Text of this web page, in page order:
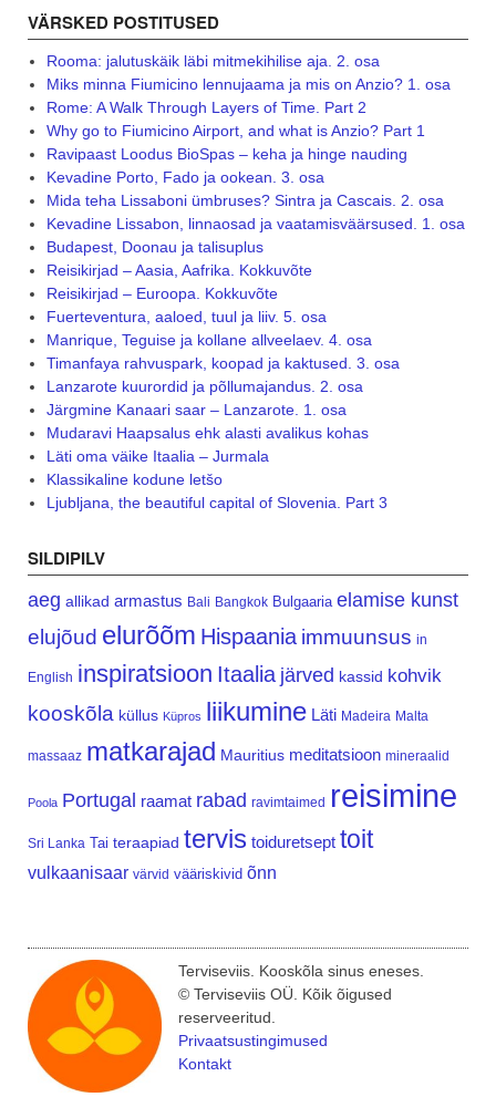
VÄRSKED POSTITUSED
Rooma: jalutuskäik läbi mitmekihilise aja. 2. osa
Miks minna Fiumicino lennujaama ja mis on Anzio? 1. osa
Rome: A Walk Through Layers of Time. Part 2
Why go to Fiumicino Airport, and what is Anzio? Part 1
Ravipaast Loodus BioSpas – keha ja hinge nauding
Kevadine Porto, Fado ja ookean. 3. osa
Mida teha Lissaboni ümbruses? Sintra ja Cascais. 2. osa
Kevadine Lissabon, linnaosad ja vaatamisväärsused. 1. osa
Budapest, Doonau ja talisuplus
Reisikirjad – Aasia, Aafrika. Kokkuvõte
Reisikirjad – Euroopa. Kokkuvõte
Fuerteventura, aaloed, tuul ja liiv. 5. osa
Manrique, Teguise ja kollane allveelaev. 4. osa
Timanfaya rahvuspark, koopad ja kaktused. 3. osa
Lanzarote kuurordid ja põllumajandus. 2. osa
Järgmine Kanaari saar – Lanzarote. 1. osa
Mudaravi Haapsalus ehk alasti avalikus kohas
Läti oma väike Itaalia – Jurmala
Klassikaline kodune letšo
Ljubljana, the beautiful capital of Slovenia. Part 3
SILDIPILV
aeg allikad armastus Bali Bangkok Bulgaaria elamise kunst
elujõud elurõõm Hispaania immuunsus in
English inspiratsioon Itaalia järved kassid kohvik
kooskõla küllus Küpros liikumine Läti Madeira Malta
massaaz matkarajad Mauritius meditatsioon mineraalid
Poola Portugal raamat rabad ravimtaimed reisimine
Sri Lanka Tai teraapiad tervis toiduretsept toit
vulkaanisaar värvid vääriskivid õnn
Terviseviis. Kooskõla sinus eneses.
© Terviseviis OÜ. Kõik õigused
reserveeritud.
Privaatsustingimused
Kontakt